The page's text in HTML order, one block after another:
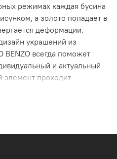
режимах каждая бусина
а золото попадает в
деформации.
украшений из
BENZO всегда поможет
и актуальный
элемент проходит